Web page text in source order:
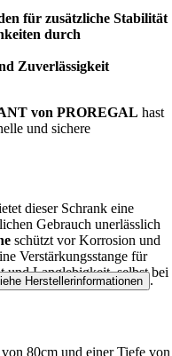
für zusätzliche Stabilität
durch
Zuverlässigkeit
von PROREGAL hast
und sichere
dieser Schrank eine
Gebrauch unerlässlich
schützt vor Korrosion und
Verstärkungsstange für
und Langlebigkeit, selbst bei
80cm und einer Tiefe von
Herstellerinformationen .